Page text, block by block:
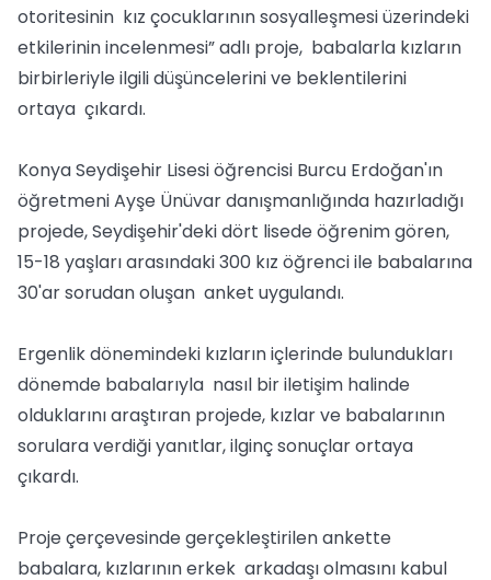
otoritesinin kız çocuklarının sosyalleşmesi üzerindeki
etkilerinin incelenmesi” adlı proje, babalarla kızların
birbirleriyle ilgili düşüncelerini ve beklentilerini
ortaya çıkardı.
Konya Seydişehir Lisesi öğrencisi Burcu Erdoğan'ın
öğretmeni Ayşe Ünüvar danışmanlığında hazırladığı
projede, Seydişehir'deki dört lisede öğrenim gören,
15-18 yaşları arasındaki 300 kız öğrenci ile babalarına
30'ar sorudan oluşan anket uygulandı.
Ergenlik dönemindeki kızların içlerinde bulundukları
dönemde babalarıyla nasıl bir iletişim halinde
olduklarını araştıran projede, kızlar ve babalarının
sorulara verdiği yanıtlar, ilginç sonuçlar ortaya
çıkardı.
Proje çerçevesinde gerçekleştirilen ankette
babalara, kızlarının erkek arkadaşı olmasını kabul